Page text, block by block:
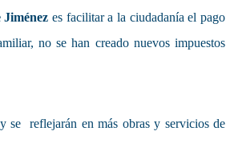
Jiménez es facilitar a la ciudadanía el pago
no se han creado nuevos impuestos
se reflejarán en más obras y servicios de